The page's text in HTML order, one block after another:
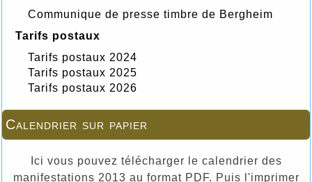
Communique de presse timbre de Bergheim
Tarifs postaux
Tarifs postaux 2024
Tarifs postaux 2025
Tarifs postaux 2026
Calendrier sur papier
Ici vous pouvez télécharger le calendrier des
manifestations 2013 au format PDF. Puis l'imprimer